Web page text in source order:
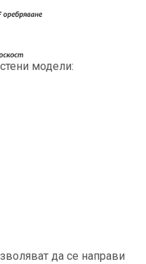
модели:
да се направи